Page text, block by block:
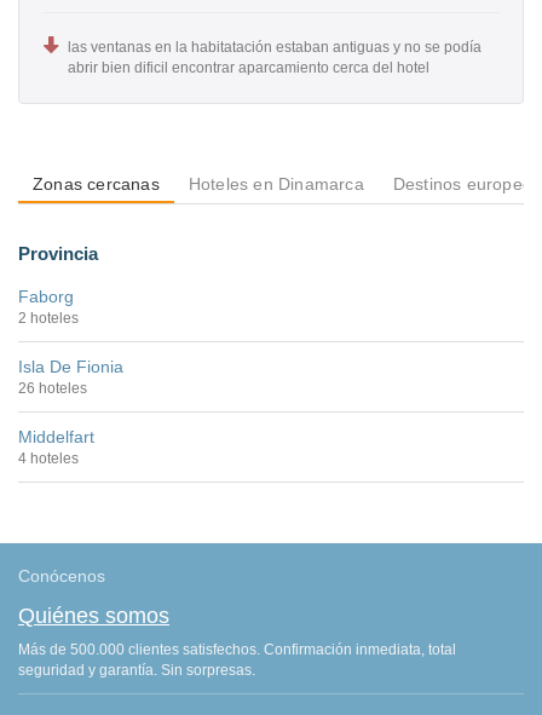
las ventanas en la habitatación estaban antiguas y no se podía
abrir bien dificil encontrar aparcamiento cerca del hotel
Zonas cercanas Hoteles en Dinamarca Destinos europeos
Provincia
Faborg
2 hoteles
Isla De Fionia
26 hoteles
Middelfart
4 hoteles
Conócenos
Quiénes somos
Más de 500.000 clientes satisfechos. Confirmación inmediata, total
seguridad y garantía. Sin sorpresas.